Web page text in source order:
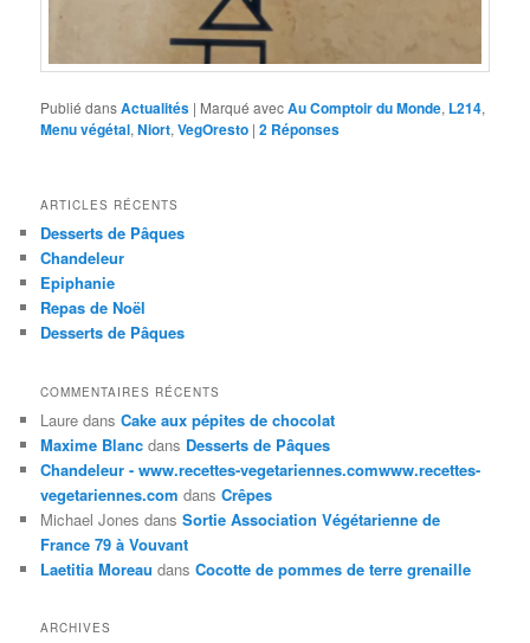
Publié dansActualités | Marqué avecAu Comptoir du Monde, L214,
Menu végétal,Niort,VegOresto |2 Réponses
ARTICLES RÉCENTS
Desserts de Pâques
Chandeleur
Epiphanie
Repas de Noël
Desserts de Pâques
COMMENTAIRES RÉCENTS
Laure dansCake aux pépites de chocolat
Maxime Blanc dans Desserts de Pâques
Chandeleur - www.recettes-vegetariennes.comwww.recettes-
vegetariennes.com dansCrêpes
Michael Jones dansSortie Association Végétarienne de
France 79 à Vouvant
Laetitia Moreau dansCocotte de pommes de terre grenaille
ARCHIVES